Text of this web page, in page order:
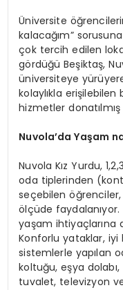
Üniversite
kalacağım”
çok tercih edilen
gördüğü Beşiktaş,
üniversiteye
kolaylıkla
hizmetler
Nuvola’da Yaşam
Nuvola Kız Yurdu,
oda tiplerinden
seçebilen
ölçüde
yaşam ihtiyaçlarına
Konforlu yataklar, iyi
sistemlerle yapılan
koltuğu, eşya
tuvalet, televizyon